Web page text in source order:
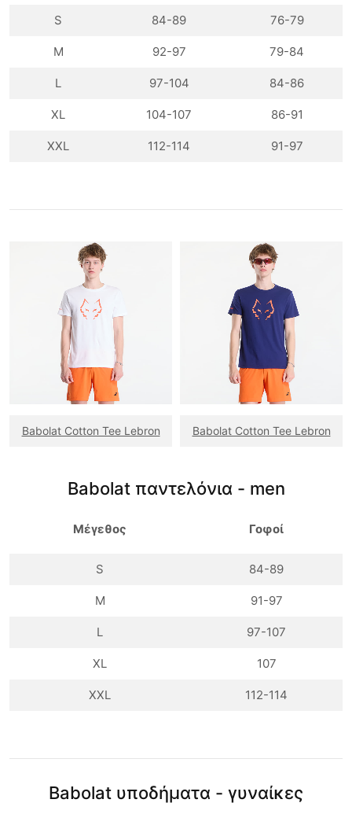
S 84-89 76-79
M 92-97 79-84
L 97-104 84-86
XL 104-107 86-91
XXL 112-114 91-97
Babolat Cotton Tee Lebron Babolat Cotton Tee Lebron
Babolat παντελόνια - men
Μέγεθος Γοφοί
S 84-89
M 91-97
L 97-107
XL 107
XXL 112-114
Babolat υποδήματα - γυναίκες